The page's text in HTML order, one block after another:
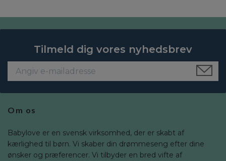
Tilmeld dig vores nyhedsbrev
Om os
Babylove er en svensk virksomhed, der er skabt af
kærlighed til børn. Vi skaber din drømmeseng efter dine
ønsker og præferencer. Vi tilbyder en bred vifte af